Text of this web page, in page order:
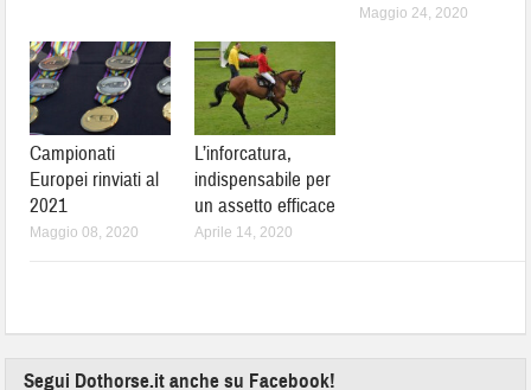
Maggio 24, 2020
Campionati
Europei rinviati al
2021
Maggio 08, 2020
L’inforcatura,
indispensabile per
un assetto efficace
Aprile 14, 2020
Segui Dothorse.it anche su Facebook!